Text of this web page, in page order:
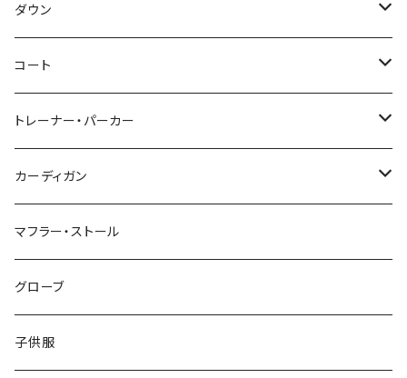
～44/S
46/M
48/L
50/XL～
ダウン
～44/S
46/M
48/L
50/XL～
コート
～44/S
46/M
48/L
50/XL～
トレーナー・パーカー
～44/S
46/M
48/L
50/XL～
カーディガン
～44/S
46/M
48/L
マフラー・ストール
グローブ
子供服